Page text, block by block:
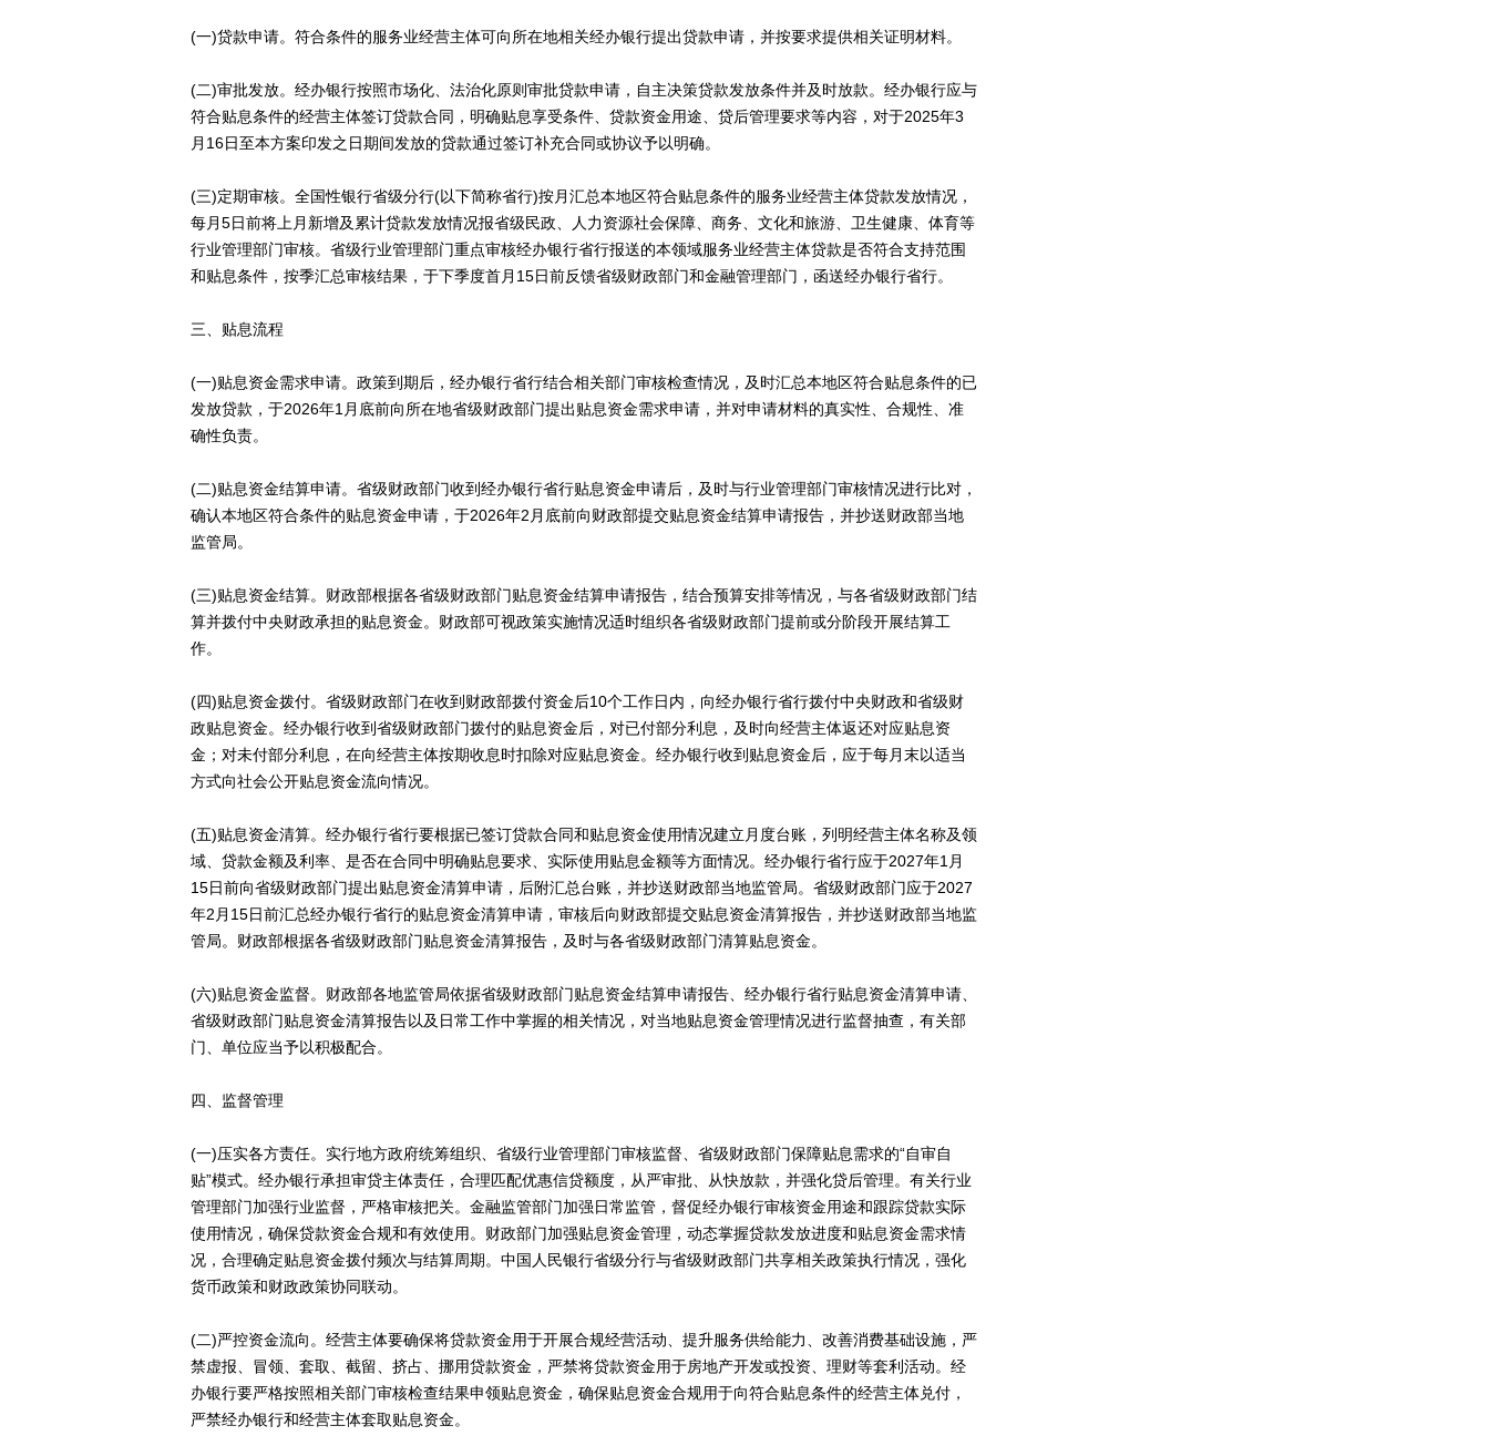
(一)贷款申请。符合条件的服务业经营主体可向所在地相关经办银行提出贷款申请，并按要求提供相关证明材料。
(二)审批发放。经办银行按照市场化、法治化原则审批贷款申请，自主决策贷款发放条件并及时放款。经办银行应与
符合贴息条件的经营主体签订贷款合同，明确贴息享受条件、贷款资金用途、贷后管理要求等内容，对于2025年3
月16日至本方案印发之日期间发放的贷款通过签订补充合同或协议予以明确。
(三)定期审核。全国性银行省级分行(以下简称省行)按月汇总本地区符合贴息条件的服务业经营主体贷款发放情况，
每月5日前将上月新增及累计贷款发放情况报省级民政、人力资源社会保障、商务、文化和旅游、卫生健康、体育等
行业管理部门审核。省级行业管理部门重点审核经办银行省行报送的本领域服务业经营主体贷款是否符合支持范围
和贴息条件，按季汇总审核结果，于下季度首月15日前反馈省级财政部门和金融管理部门，函送经办银行省行。
三、贴息流程
(一)贴息资金需求申请。政策到期后，经办银行省行结合相关部门审核检查情况，及时汇总本地区符合贴息条件的已
发放贷款，于2026年1月底前向所在地省级财政部门提出贴息资金需求申请，并对申请材料的真实性、合规性、准
确性负责。
(二)贴息资金结算申请。省级财政部门收到经办银行省行贴息资金申请后，及时与行业管理部门审核情况进行比对，
确认本地区符合条件的贴息资金申请，于2026年2月底前向财政部提交贴息资金结算申请报告，并抄送财政部当地
监管局。
(三)贴息资金结算。财政部根据各省级财政部门贴息资金结算申请报告，结合预算安排等情况，与各省级财政部门结
算并拨付中央财政承担的贴息资金。财政部可视政策实施情况适时组织各省级财政部门提前或分阶段开展结算工
作。
(四)贴息资金拨付。省级财政部门在收到财政部拨付资金后10个工作日内，向经办银行省行拨付中央财政和省级财
政贴息资金。经办银行收到省级财政部门拨付的贴息资金后，对已付部分利息，及时向经营主体返还对应贴息资
金；对未付部分利息，在向经营主体按期收息时扣除对应贴息资金。经办银行收到贴息资金后，应于每月末以适当
方式向社会公开贴息资金流向情况。
(五)贴息资金清算。经办银行省行要根据已签订贷款合同和贴息资金使用情况建立月度台账，列明经营主体名称及领
域、贷款金额及利率、是否在合同中明确贴息要求、实际使用贴息金额等方面情况。经办银行省行应于2027年1月
15日前向省级财政部门提出贴息资金清算申请，后附汇总台账，并抄送财政部当地监管局。省级财政部门应于2027
年2月15日前汇总经办银行省行的贴息资金清算申请，审核后向财政部提交贴息资金清算报告，并抄送财政部当地监
管局。财政部根据各省级财政部门贴息资金清算报告，及时与各省级财政部门清算贴息资金。
(六)贴息资金监督。财政部各地监管局依据省级财政部门贴息资金结算申请报告、经办银行省行贴息资金清算申请、
省级财政部门贴息资金清算报告以及日常工作中掌握的相关情况，对当地贴息资金管理情况进行监督抽查，有关部
门、单位应当予以积极配合。
四、监督管理
(一)压实各方责任。实行地方政府统筹组织、省级行业管理部门审核监督、省级财政部门保障贴息需求的“自审自
贴”模式。经办银行承担审贷主体责任，合理匹配优惠信贷额度，从严审批、从快放款，并强化贷后管理。有关行业
管理部门加强行业监督，严格审核把关。金融监管部门加强日常监管，督促经办银行审核资金用途和跟踪贷款实际
使用情况，确保贷款资金合规和有效使用。财政部门加强贴息资金管理，动态掌握贷款发放进度和贴息资金需求情
况，合理确定贴息资金拨付频次与结算周期。中国人民银行省级分行与省级财政部门共享相关政策执行情况，强化
货币政策和财政政策协同联动。
(二)严控资金流向。经营主体要确保将贷款资金用于开展合规经营活动、提升服务供给能力、改善消费基础设施，严
禁虚报、冒领、套取、截留、挤占、挪用贷款资金，严禁将贷款资金用于房地产开发或投资、理财等套利活动。经
办银行要严格按照相关部门审核检查结果申领贴息资金，确保贴息资金合规用于向符合贴息条件的经营主体兑付，
严禁经办银行和经营主体套取贴息资金。